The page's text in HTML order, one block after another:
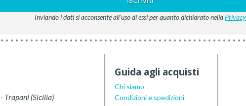
Inviando i dati si acconsente all'uso di essi per quanto dichiarato nella Privacy
- Trapani (Sicilia)
Guida agli acquisti
Chi siamo
Condizioni e spedizioni